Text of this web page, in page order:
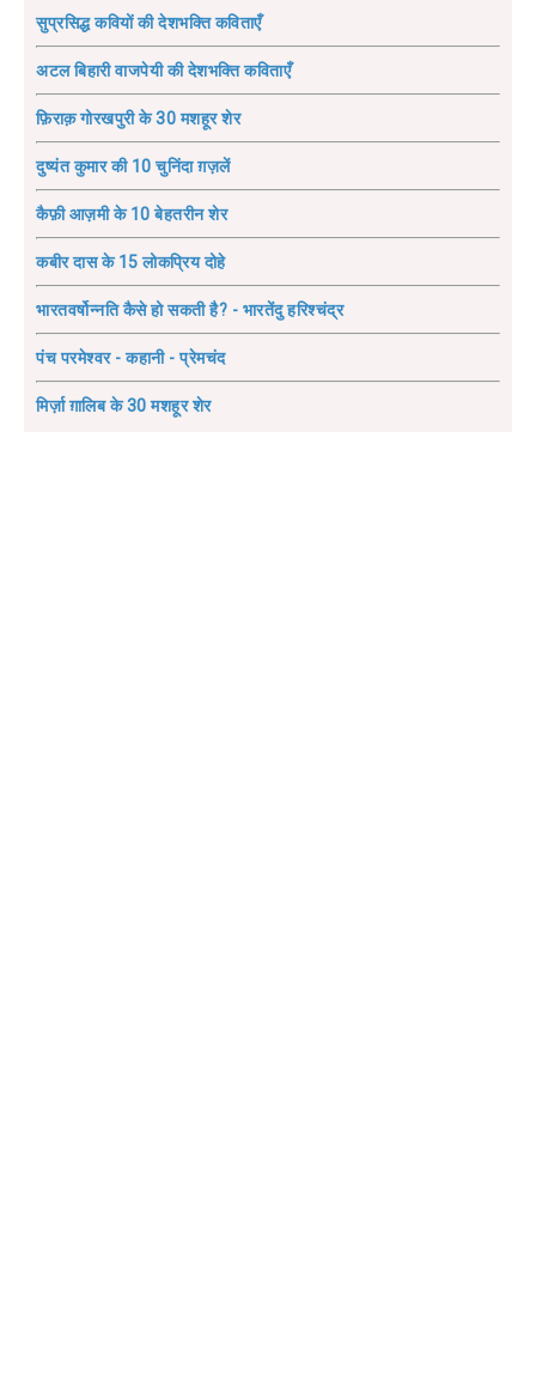
सुप्रसिद्ध कवियों की देशभक्ति कविताएँ
अटल बिहारी वाजपेयी की देशभक्ति कविताएँ
फ़िराक़ गोरखपुरी के 30 मशहूर शेर
दुष्यंत कुमार की 10 चुनिंदा ग़ज़लें
कैफ़ी आज़मी के 10 बेहतरीन शेर
कबीर दास के 15 लोकप्रिय दोहे
भारतवर्षोन्नति कैसे हो सकती है? - भारतेंदु हरिश्चंद्र
पंच परमेश्वर - कहानी - प्रेमचंद
मिर्ज़ा ग़ालिब के 30 मशहूर शेर